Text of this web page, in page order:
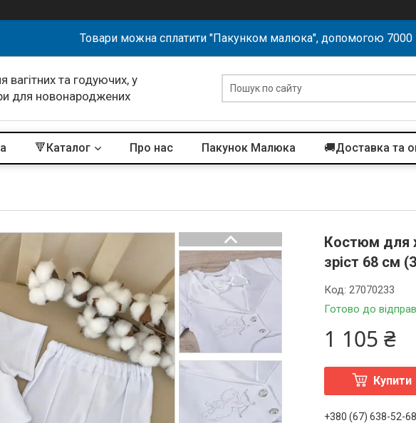
Товари можна сплатити "Пакунком малюка", допомогою 7000
та годуючих, у
для новонароджених
🔻Каталог Про нас Пакунок Малюка 🚚Доставка та
Костюм для
зріст 68 см
Готово до
Код:27070233
1 105 ₴
Купити
+380 (67) 638-52-68